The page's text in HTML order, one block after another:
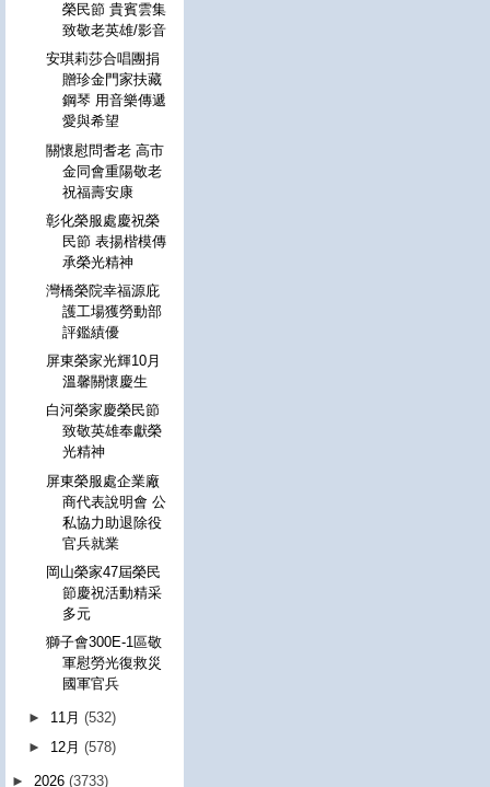
榮民節 貴賓雲集
致敬老英雄/影音
安琪莉莎合唱團捐
贈珍金門家扶藏
鋼琴 用音樂傳遞
愛與希望
關懷慰問耆老 高市
金同會重陽敬老
祝福壽安康
彰化榮服處慶祝榮
民節 表揚楷模傳
承榮光精神
灣橋榮院幸福源庇
護工場獲勞動部
評鑑績優
屏東榮家光輝10月
溫馨關懷慶生
白河榮家慶榮民節
致敬英雄奉獻榮
光精神
屏東榮服處企業廠
商代表說明會 公
私協力助退除役
官兵就業
岡山榮家47屆榮民
節慶祝活動精采
多元
獅子會300E-1區敬
軍慰勞光復救災
國軍官兵
► 11月(532)
► 12月(578)
► 2026 (3733)